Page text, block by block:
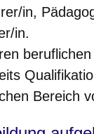
in,
in.
Bereich